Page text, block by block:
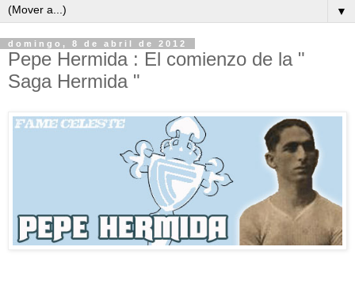
▼
domingo, 8 de abril de 2012
Pepe Hermida : El comienzo de la "
Saga Hermida "